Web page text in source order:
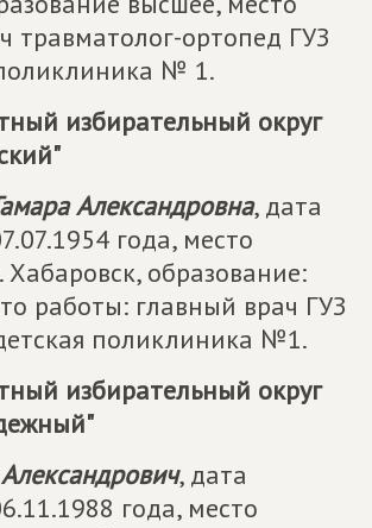
травматолог-ортопед ГУЗ
№ 1.
избирательный округ
Александровна, дата
года, место
Хабаровск, образование:
работы: главный врач ГУЗ
поликлиника №1.
избирательный округ
, дата
года, место